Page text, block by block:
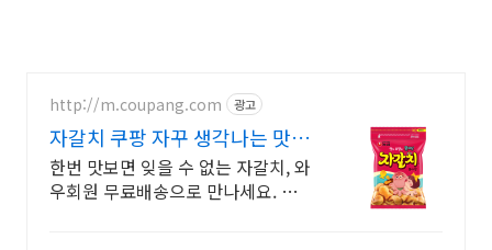
http://m.coupang.com 광고
자갈치 쿠팡 자꾸 생각나는 맛의
즐거움
한번 맛보면 잊을 수 없는 자갈치, 와
우회원 무료배송으로 만나세요. 씹